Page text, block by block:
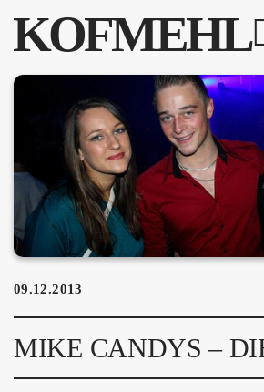
KOFMEHL
PROGRAMM
GALERIE
FOTOGALERIE
INFOS
09.12.2013
MIKE CANDYS –